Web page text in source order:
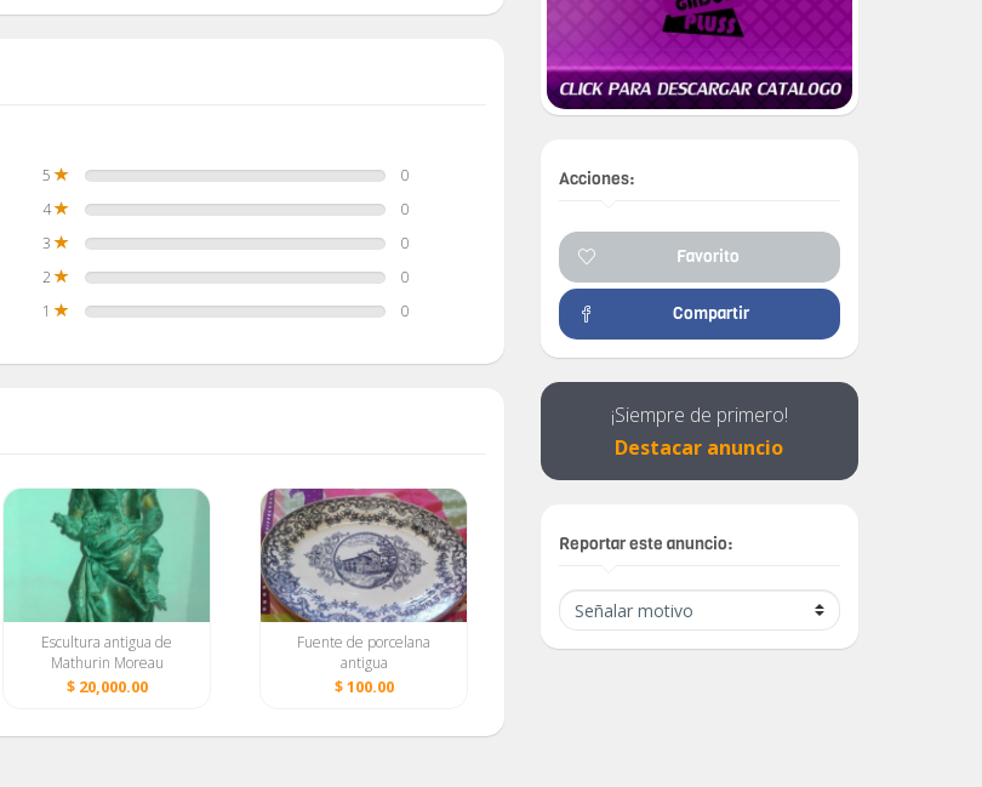
5
0
4
0
3
0
2
0
1
0
Escultura antigua de
Mathurin Moreau
$ 20,000.00
Fuente de porcelana
antigua
$ 100.00
Máquina de escribir
Acciones:
Favorito
Compartir
¡Siempre de primero!
Destacar anuncio
Reportar este anuncio: